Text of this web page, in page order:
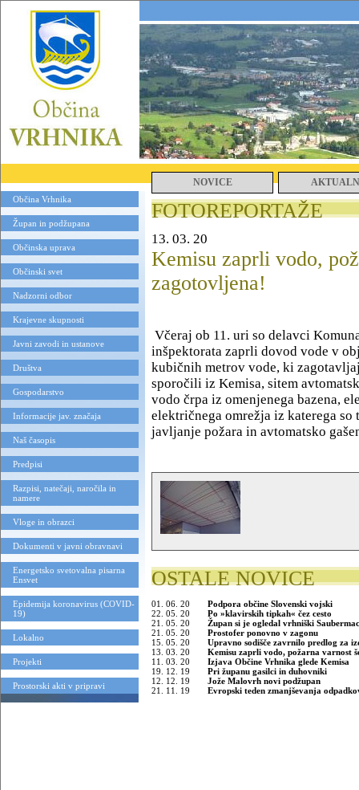
NOVICE
Občina Vrhnika
Župan in podžupana
Občinska uprava
Občinski svet
Nadzorni odbor
Krajevne skupnosti
Javni zavodi in ustanove
Društva
Gospodarstvo
Informacije jav. značaja
Naš časopis
Predpisi
Razpisi, natečaji, naročila in
namere
Vloge in obrazci
Dokumenti v javni obravnavi
Energetsko svetovalna pisarna
Ensvet
Epidemija koronavirus (COVID-
19)
Lokalno
Projekti
Prostorski akti v pripravi
FOTOREPORTAŽE
13. 03. 20
Kemisu zaprli vodo,
zagotovljena!
Včeraj ob 11. uri so delavci
inšpektorata zaprli dovod vode v
kubičnih metrov vode, ki
sporočili iz Kemisa, sitem
vodo črpa iz omenjenega bazena,
električnega omrežja iz katerega
javljanje požara in avtomatsko
OSTALE NOVICE
01. 06. 20
Podpora občine Slovenski vojski
22. 05. 20
Po »klavirskih tipkah« čez cesto
21. 05. 20
Župan si je ogledal vrhniški
21. 05. 20
Prostofer ponovno v zagonu
15. 05. 20
Upravno sodišče zavrnilo predlog za
13. 03. 20
Kemisu zaprli vodo, požarna varnost
11. 03. 20
Izjava Občine Vrhnika glede Kemisa
19. 12. 19
Pri županu gasilci in duhovniki
12. 12. 19
Jože Malovrh novi podžupan
21. 11. 19
Evropski teden zmanjševanja